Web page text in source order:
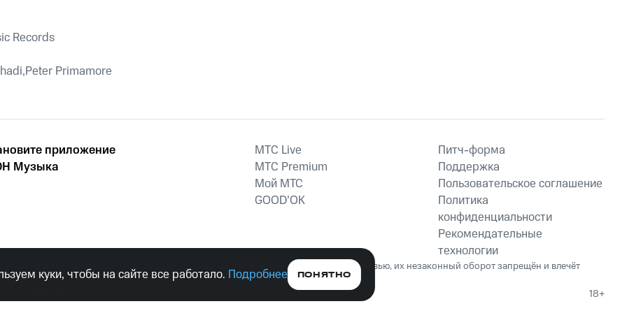
Records
Primamore
приложение
Музыка
MTС Live
MTС Premium
Мой МТС
GOOD’OK
Питч-форма
Поддержка
Пользовательское соглашение
Политика
конфиденциальности
Рекомендательные
технологии
средств, психотропных веществ, их аналогов причиняет вред здоровью, их незаконный оборот запрещён и влечёт
ответственность.
защищены
18+
куки, чтобы на сайте все работало. Подробнее ПОНЯТНО